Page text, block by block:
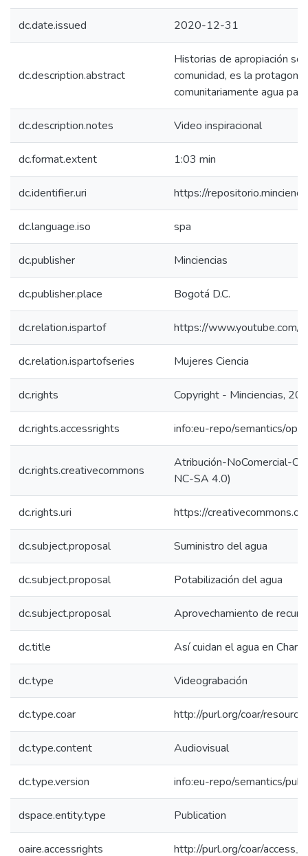
dc.date.issued 2020-12-31
dc.description.abstract
Historias de apropiación
comunidad, es la
comunitariamente agua
dc.description.notes Video inspiracional
dc.format.extent 1:03 min
dc.identifier.uri https://
dc.language.iso spa
dc.publisher Minciencias
dc.publisher.place Bogotá D.C.
dc.relation.ispartof https://www.youtube.com/
dc.relation.ispartofseries Mujeres Ciencia
dc.rights Copyright - Minciencias,
dc.rights.accessrights info:eu-repo/semantics/
dc.rights.creativecommons
Atribución-NoComercial-
NC-SA 4.0)
dc.rights.uri https://
dc.subject.proposal Suministro del agua
dc.subject.proposal Potabilización del agua
dc.subject.proposal Aprovechamiento de
dc.title Así cuidan el agua en
dc.type Videograbación
dc.type.coar http://purl.org/coar/
dc.type.content Audiovisual
dc.type.version info:eu-repo/semantics/
dspace.entity.type Publication
oaire.accessrights http://purl.org/coar/